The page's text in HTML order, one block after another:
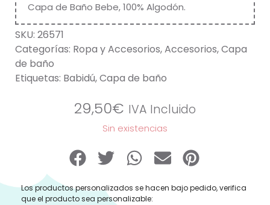
Capa de Baño Bebe, 100% Algodón.
SKU: 26571
Categorías: Ropa y Accesorios,Accesorios,Capa
de baño
Etiquetas: Babidú,Capa de baño
29,50€ IVA Incluido
Sin existencias
Los productos personalizados se hacen bajo pedido, verifica
que el producto sea personalizable: